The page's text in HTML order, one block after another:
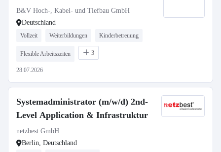
B&V Hoch-, Kabel- und Tiefbau GmbH
Deutschland
Vollzeit Weiterbildungen Kinderbetreuung
Flexible Arbeitszeiten 3
28.07.2026
Systemadministrator (m/w/d) 2nd-
Level Application & Infrastruktur
netzbest GmbH
Berlin, Deutschland